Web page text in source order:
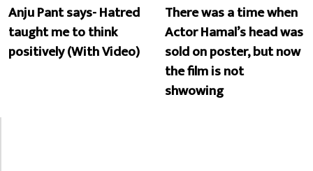
Anju Pant says- Hatred
taught me to think
positively (With Video)
There was a time when
Actor Hamal’s head was
sold on poster, but now
the film is not
shwowing